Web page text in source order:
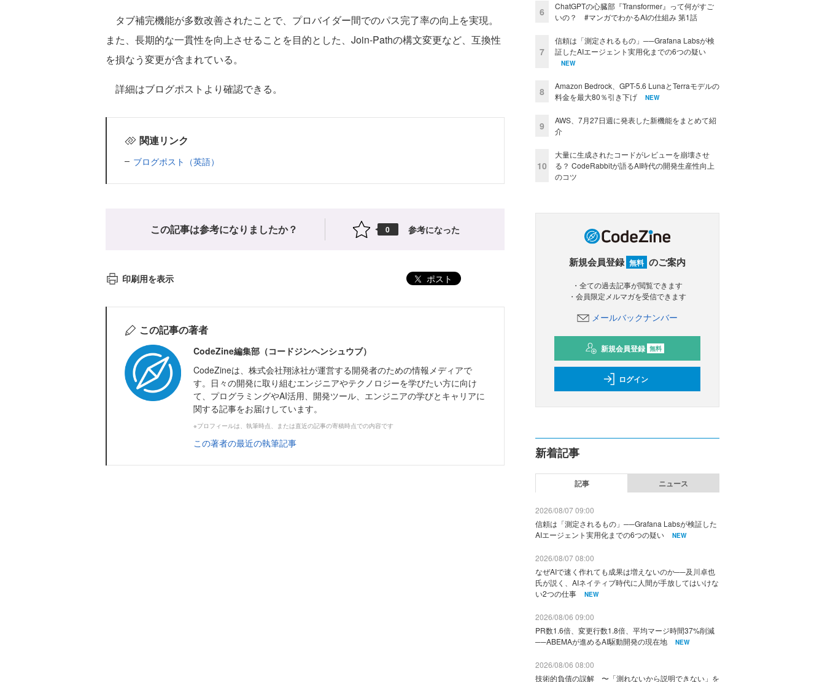
タブ補完機能が多数改善されたことで、プロバイダー間でのパス完了率の向上を実現。
また、長期的な一貫性を向上させることを目的とした、Join-Pathの構文変更など、互換性
を損なう変更が含まれている。
詳細はブログポストより確認できる。
関連リンク
ブログポスト（英語）
この記事は参考になりましたか？ 0 参考になった
印刷用を表示 ポスト
この記事の著者
CodeZine編集部（コードジンヘンシュウブ）
CodeZineは、株式会社翔泳社が運営する開発者のための情報メディアで
す。日々の開発に取り組むエンジニアやテクノロジーを学びたい方に向け
て、プログラミングやAI活用、開発ツール、エンジニアの学びとキャリアに
関する記事をお届けしています。
※プロフィールは、執筆時点、または直近の記事の寄稿時点での内容です
この著者の最近の執筆記事
6
ChatGPTの心臓部『Transformer』って何がすご
いの？ #マンガでわかるAIの仕組み 第1話
7
信頼は「測定されるもの」──Grafana Labsが検
証したAIエージェント実用化までの6つの疑い
NEW
8
Amazon Bedrock、GPT-5.6 LunaとTerraモデルの
料金を最大80％引き下げ
NEW
9
AWS、7月27日週に発表した新機能をまとめて紹
介
10
大量に生成されたコードがレビューを崩壊させ
る？ CodeRabbitが語るAI時代の開発生産性向上
のコツ
新規会員登録 無料 のご案内
・全ての過去記事が閲覧できます
・会員限定メルマガを受信できます
メールバックナンバー
新規会員登録 無料
ログイン
新着記事
記事 ニュース
2026/08/07 09:00
信頼は「測定されるもの」──Grafana Labsが検証した
AIエージェント実用化までの6つの疑い
NEW
2026/08/07 08:00
なぜAIで速く作れても成果は増えないのか──及川卓也
氏が説く、AIネイティブ時代に人間が手放してはいけな
い2つの仕事
NEW
2026/08/06 09:00
PR数1.6倍、変更行数1.8倍、平均マージ時間37%削減
──ABEMAが進めるAI駆動開発の現在地
NEW
2026/08/06 08:00
技術的負債の誤解 〜「測れないから説明できない」を